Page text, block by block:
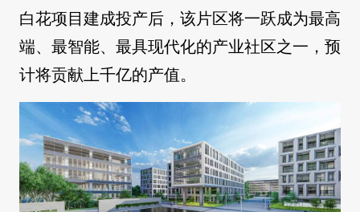
白花项目建成投产后，该片区将一跃成为最高
端、最智能、最具现代化的产业社区之一，预
计将贡献上千亿的产值。